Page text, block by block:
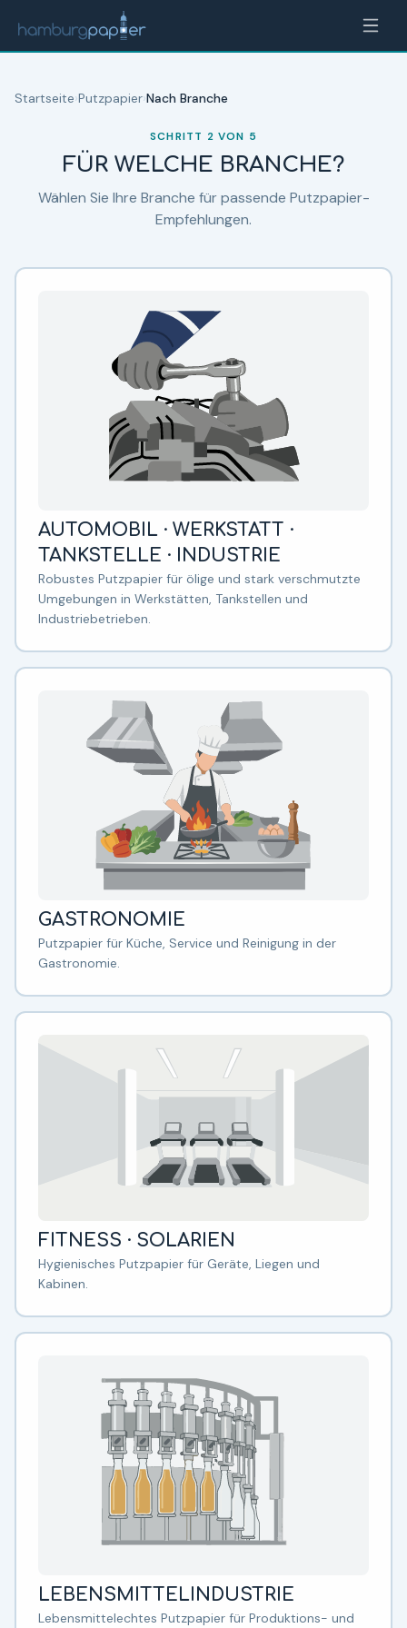
Zum Inhalt springen
Startseite›Putzpapier›Nach Branche
SCHRITT 2 VON 5
FÜR WELCHE BRANCHE?
Wählen Sie Ihre Branche für passende Putzpapier-
Empfehlungen.
AUTOMOBIL · WERKSTATT ·
TANKSTELLE · INDUSTRIE
Robustes Putzpapier für ölige und stark verschmutzte
Umgebungen in Werkstätten, Tankstellen und
Industriebetrieben.
GASTRONOMIE
Putzpapier für Küche, Service und Reinigung in der
Gastronomie.
FITNESS · SOLARIEN
Hygienisches Putzpapier für Geräte, Liegen und
Kabinen.
LEBENSMITTELINDUSTRIE
Lebensmittelechtes Putzpapier für Produktions- und